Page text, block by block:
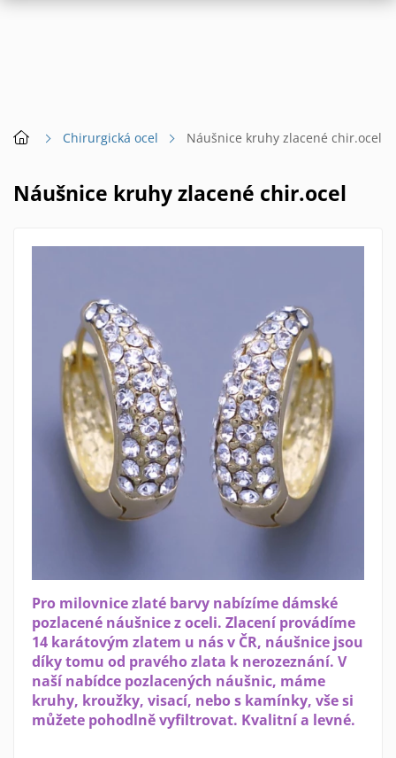
Chirurgická ocel Náušnice kruhy zlacené chir.ocel
Náušnice kruhy zlacené chir.ocel
Pro milovnice zlaté barvy nabízíme dámské
pozlacené náušnice z oceli. Zlacení provádíme
14 karátovým zlatem u nás v ČR, náušnice jsou
díky tomu od pravého zlata k nerozeznání. V
naší nabídce pozlacených náušnic, máme
kruhy, kroužky, visací, nebo s kamínky, vše si
můžete pohodlně vyfiltrovat. Kvalitní a levné.